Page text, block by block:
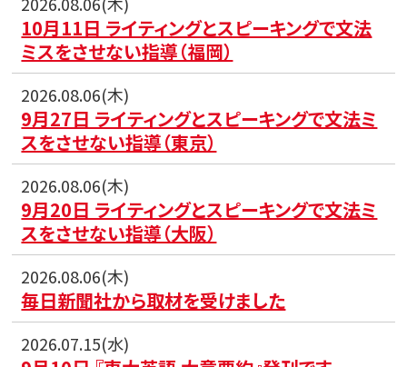
10月11日 ライティングとスピーキングで文法
ミスをさせない指導（福岡）
2026.08.06(木)
9月27日 ライティングとスピーキングで文法ミ
スをさせない指導（東京）
2026.08.06(木)
9月20日 ライティングとスピーキングで文法ミ
スをさせない指導（大阪）
2026.08.06(木)
毎日新聞社から取材を受けました
2026.07.15(水)